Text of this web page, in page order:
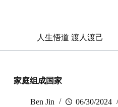
人生悟道 渡人渡己
家庭组成国家
Ben Jin 06/30/2024